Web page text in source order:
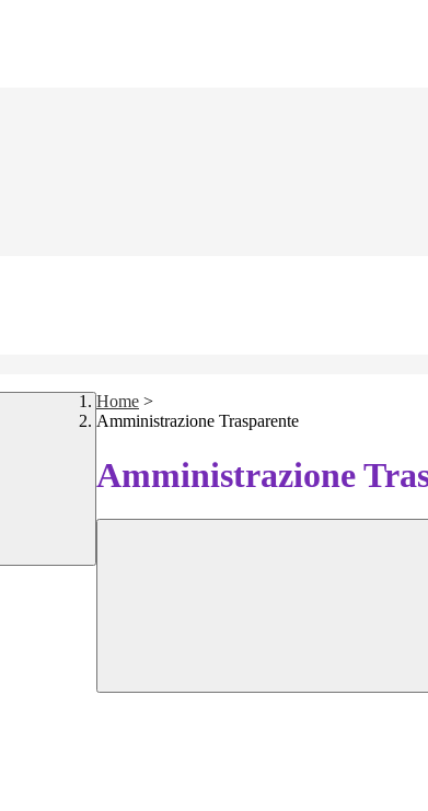
Home >
Amministrazione Trasparente
Amministrazione